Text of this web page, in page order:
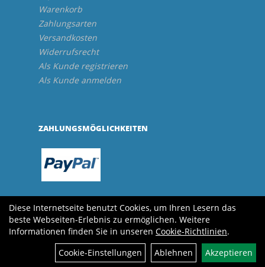
Warenkorb
Zahlungsarten
Versandkosten
Widerrufsrecht
Als Kunde registrieren
Als Kunde anmelden
ZAHLUNGSMÖGLICHKEITEN
Diese Internetseite benutzt Cookies, um Ihren Lesern das
beste Webseiten-Erlebnis zu ermöglichen. Weitere
Informationen finden Sie in unseren Cookie-Richtlinien.
Cookie-Einstellungen
Ablehnen Akzeptieren